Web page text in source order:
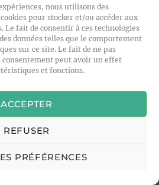
nous utilisons des
pour stocker et/ou accéder aux
Le fait de consentir à ces technologies
données telles que le comportement
sur ce site. Le fait de ne pas
peut avoir un effet
et fonctions.
ACCEPTER
REFUSER
PRÉFÉRENCES